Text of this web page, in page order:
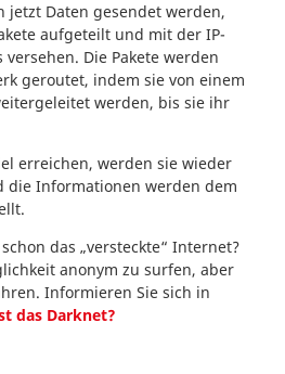
jetzt Daten gesendet werden,
aufgeteilt und mit der IP-
Die Pakete werden
geroutet, indem sie von einem
werden, bis sie ihr
erreichen, werden sie wieder
die Informationen werden dem
das „versteckte“ Internet?
anonym zu surfen, aber
Informieren Sie sich in
das Darknet?